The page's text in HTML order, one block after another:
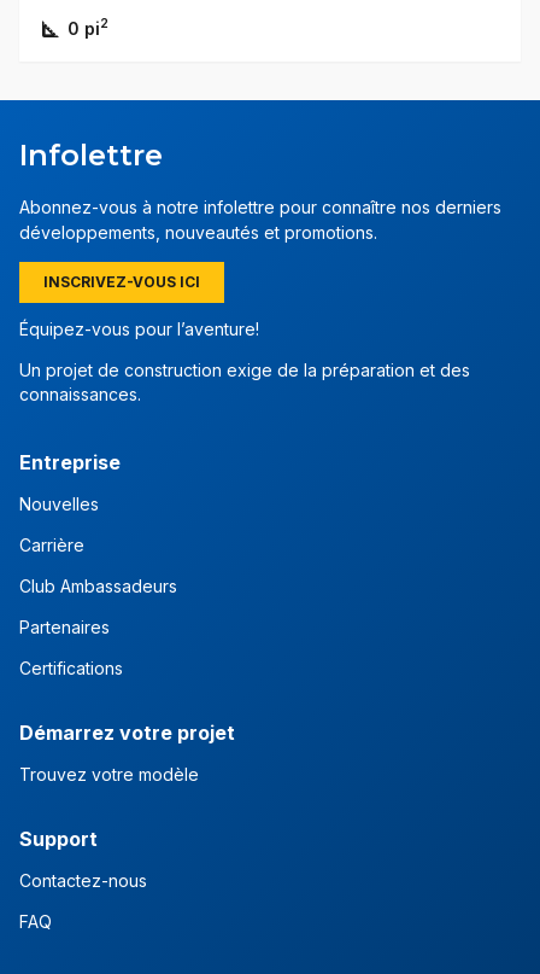
0 pi2
Infolettre
Abonnez-vous à notre infolettre pour connaître nos derniers
développements, nouveautés et promotions.
INSCRIVEZ-VOUS ICI
Équipez-vous pour l’aventure!
Un projet de construction exige de la préparation et des
connaissances.
Entreprise
Nouvelles
Carrière
Club Ambassadeurs
Partenaires
Certifications
Démarrez votre projet
Trouvez votre modèle
Support
Contactez-nous
FAQ